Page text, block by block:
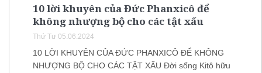
10 lời khuyên của Đức Phanxicô để
không nhượng bộ cho các tật xấu
Thứ Tư 05.06.2024
10 LỜI KHUYÊN CỦA ĐỨC PHANXICÔ ĐỂ KHÔNG
NHƯỢNG BỘ CHO CÁC TẬT XẤU Đời sống Kitô hữu